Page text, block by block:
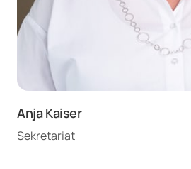
Anja Kaiser
Sekretariat